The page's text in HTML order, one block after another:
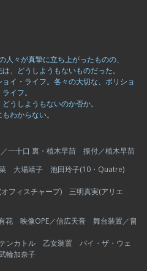
々が真摯に立ち上がったものの、
、どうしようもないものだった。
イ・ライフ。各々の大切な、ボリショ
イフ。
うしようもないのか否か。
わからない。
一十口 裏・植木早苗 振付／植木早苗
大場靖子 池田玲子(10・Quatre)
フィスチャープ) 三明真実(アリエ
花 映像OPE／信広天音 舞台装置／畠
ンカトル 乙女装置 バイ・ザ・ウェ
輪加奈子